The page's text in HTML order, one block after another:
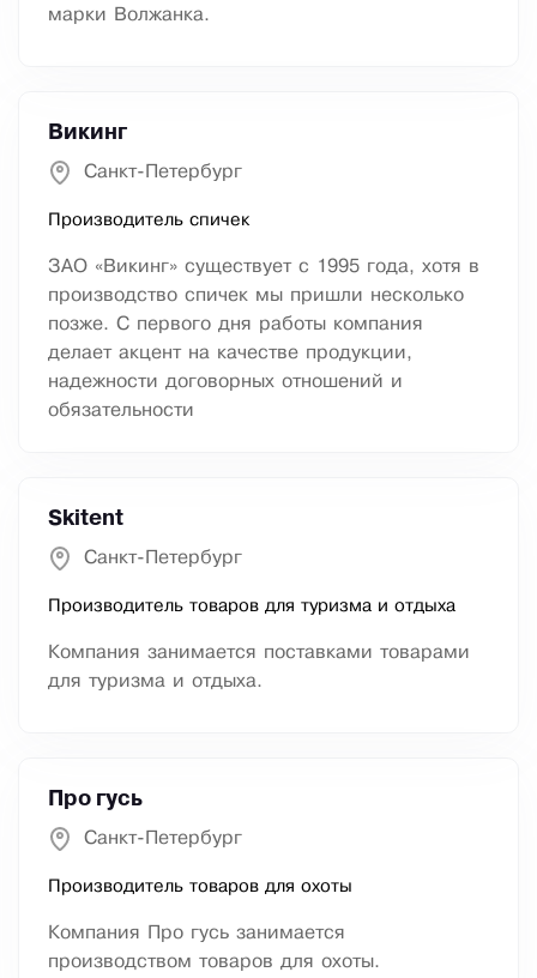
марки Волжанка.
Викинг
Санкт-Петербург
Производитель спичек
ЗАО «Викинг» существует с 1995 года, хотя в
производство спичек мы пришли несколько
позже. С первого дня работы компания
делает акцент на качестве продукции,
надежности договорных отношений и
обязательности
Skitent
Санкт-Петербург
Производитель товаров для туризма и отдыха
Компания занимается поставками товарами
для туризма и отдыха.
Про гусь
Санкт-Петербург
Производитель товаров для охоты
Компания Про гусь занимается
производством товаров для охоты.